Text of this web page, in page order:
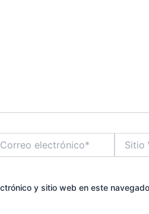
Web
y sitio web en este